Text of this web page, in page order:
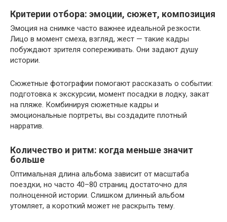
Критерии отбора: эмоции, сюжет, композиция
Эмоция на снимке часто важнее идеальной резкости.
Лицо в момент смеха, взгляд, жест — такие кадры
побуждают зрителя сопереживать. Они задают душу
истории.
Сюжетные фотографии помогают рассказать о событии:
подготовка к экскурсии, момент посадки в лодку, закат
на пляже. Комбинируя сюжетные кадры и
эмоциональные портреты, вы создадите плотный
нарратив.
Количество и ритм: когда меньше значит
больше
Оптимальная длина альбома зависит от масштаба
поездки, но часто 40–80 страниц достаточно для
полноценной истории. Слишком длинный альбом
утомляет, а короткий может не раскрыть тему.